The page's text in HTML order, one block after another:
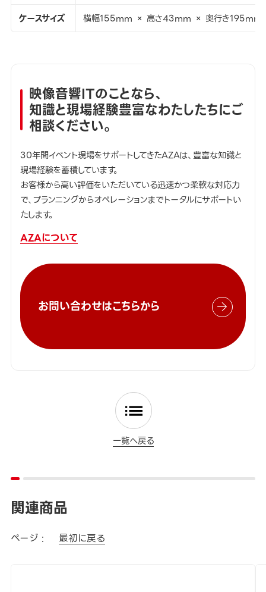
ケースサイズ
横幅155mm × 高さ43mm × 奥行き195mm
映像音響ITのことなら、
知識と現場経験豊富なわたしたちにご
相談ください。
30年間イベント現場をサポートしてきたAZAは、豊富な知識と
現場経験を蓄積しています。
お客様から高い評価をいただいている迅速かつ柔軟な対応力
で、プランニングからオペレーションまでトータルにサポートい
たします。
AZAについて
お問い合わせはこちらから
一覧へ戻る
関連商品
ページ : 最初に戻る